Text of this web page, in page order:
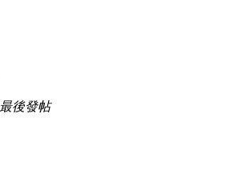
最後發帖